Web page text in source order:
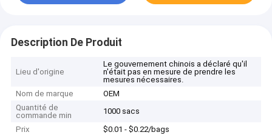
Description De Produit
Lieu d'origine
Le gouvernement chinois a déclaré qu'il
n'était pas en mesure de prendre les
mesures nécessaires.
Nom de marque
OEM
Quantité de
commande min
1000 sacs
Prix
$0.01 - $0.22/bags